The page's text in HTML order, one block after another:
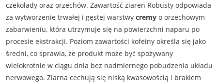
czekolady oraz orzechów. Zawartość ziaren Robusty odpowiada
za wytworzenie trwałej i gęstej warstwy cremyo orzechowym
zabarwieniu, która utrzymuje się na powierzchni naparu po
procesie ekstrakcji. Poziom zawartości kofeiny określa się jako
średni, co sprawia, że produkt może być spożywany
wielokrotnie w ciągu dnia bez nadmiernego pobudzenia układu
nerwowego. Ziarna cechują się niską kwasowością i brakiem